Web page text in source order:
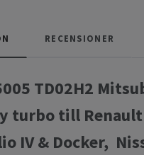
RECENSIONER
TD02H2
turbo till Renault
IV & Docker,